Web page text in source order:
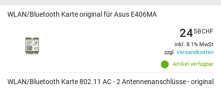
WLAN/Bluetooth Karte original für Asus E406MA
Artikel verfügbar
2450CHF
inkl. 8.1% MwSt
zzgl. Versandkosten
WLAN/Bluetooth Karte 802.11 AC - 2 Antennenanschlüsse - original